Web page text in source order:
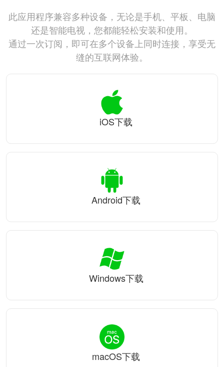
此应用程序兼容多种设备，无论是手机、平板、电脑
还是智能电视，您都能轻松安装和使用。
通过一次订阅，即可在多个设备上同时连接，享受无
缝的互联网体验。
iOS下载
Android下载
Windows下载
macOS下载